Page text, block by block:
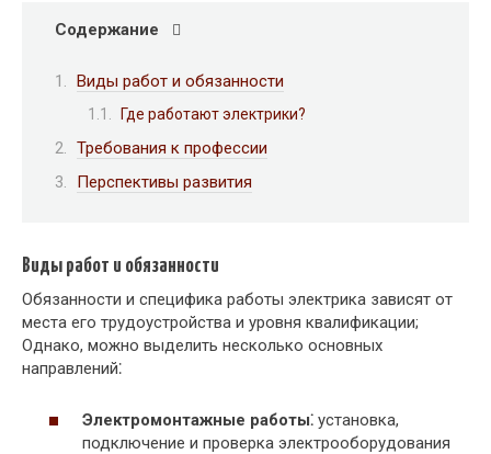
Содержание
Виды работ и обязанности
Где работают электрики?
Требования к профессии
Перспективы развития
Виды работ и обязанности
Обязанности и специфика работы электрика зависят от
места его трудоустройства и уровня квалификации;
Однако, можно выделить несколько основных
направлений⁚
Электромонтажные работы⁚ установка,
подключение и проверка электрооборудования